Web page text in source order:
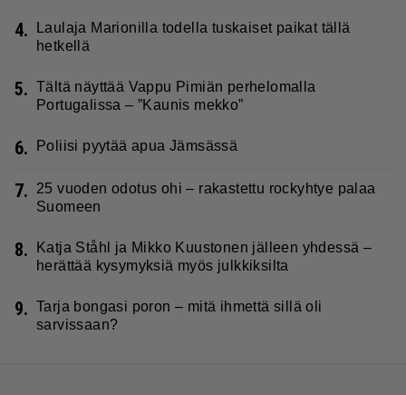
4.
Laulaja Marionilla todella tuskaiset paikat tällä
hetkellä
5. Tältä näyttää Vappu Pimiän perhelomalla
Portugalissa – ”Kaunis mekko”
6. Poliisi pyytää apua Jämsässä
7.
25 vuoden odotus ohi – rakastettu rockyhtye palaa
Suomeen
8.
Katja Ståhl ja Mikko Kuustonen jälleen yhdessä –
herättää kysymyksiä myös julkkiksilta
9. Tarja bongasi poron – mitä ihmettä sillä oli
sarvissaan?